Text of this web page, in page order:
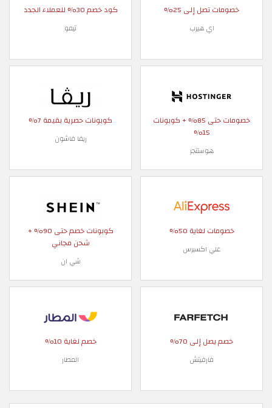
خصومات تصل إلى 25%
اي هيرب
كود خصم 30% للعملاء الجدد
تيمو
خصومات حتى 85% + كوبونات
15%
هوستنجر
كوبونات حصرية بقيمة 7%
ريفا فاشون
خصومات لغاية 50%
علي اكسبرس
كوبونات خصم حتى 90% +
شحن مجاني
شي ان
خصم يصل إلى 70%
فارفيتش
خصم لغاية 10%
المطار